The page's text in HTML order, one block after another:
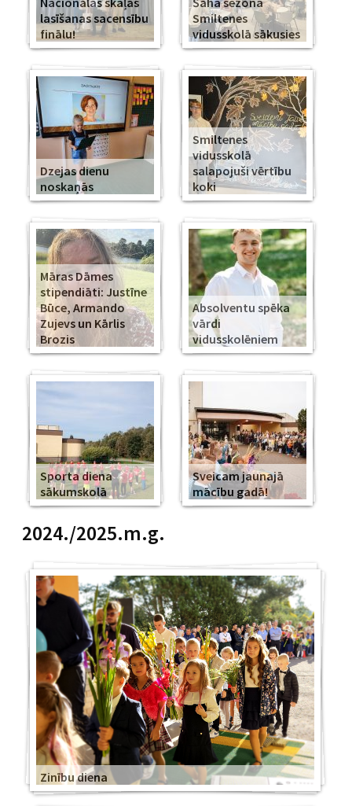
lasīšanas sacensību
finālu!
Smiltenes
vidusskolā sākusies
Dzejas dienu
noskaņās
Smiltenes
vidusskolā
salapojuši vērtību
koki
Māras Dāmes
stipendiāti: Justīne
Būce, Armando
Zujevs un Kārlis
Brozis
Absolventu spēka
vārdi
vidusskolēniem
Sporta diena
sākumskolā
Sveicam jaunajā
mācību gadā!
2024./2025.m.g.
Zinību diena